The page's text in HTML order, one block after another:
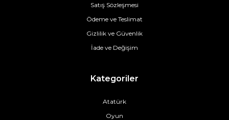
Satış Sözleşmesi
Ödeme ve Teslimat
Gizlilik ve Güvenlik
İade ve Değişim
Kategoriler
Atatürk
Oyun